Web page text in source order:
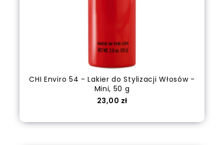
CHI Enviro 54 - Lakier do Stylizacji Włosów -
Mini, 50 g
Cena
23,00 zł